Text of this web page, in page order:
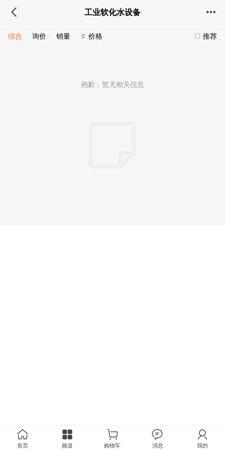
工业软化水设备
推荐
综合 询价 销量 价格
抱歉，暂无相关信息
首页 频道 购物车 消息 我的